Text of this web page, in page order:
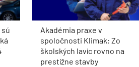
Akadémia praxe v
spoločnosti Klimak: Zo
školských lavíc rovno na
prestížne stavby